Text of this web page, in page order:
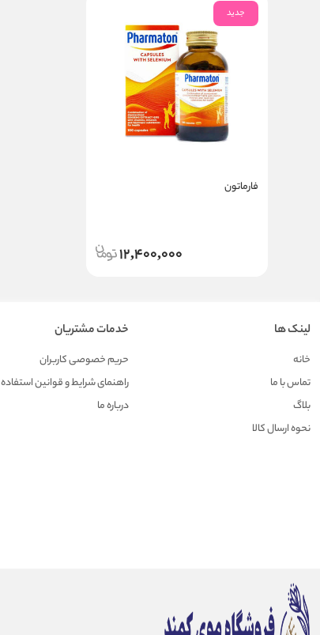
جدید
فارماتون
12,400,000
لینک ها
خانه
تماس با ما
بلاگ
نحوه ارسال کالا
خدمات مشتریان
حریم خصوصی کاربران
راهنمای شرایط و قوانین استفاده
درباره ما